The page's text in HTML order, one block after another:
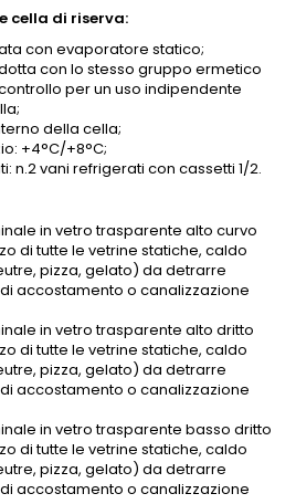
cella di riserva:
con evaporatore statico;
con lo stesso gruppo ermetico
per un uso indipendente
della cella;
+4°C/+8°C;
n.2 vani refrigerati con cassetti 1/2.
in vetro trasparente alto curvo
di tutte le vetrine statiche, caldo
pizza, gelato) da detrarre
accostamento o canalizzazione
in vetro trasparente alto dritto
di tutte le vetrine statiche, caldo
pizza, gelato) da detrarre
accostamento o canalizzazione
in vetro trasparente basso dritto
di tutte le vetrine statiche, caldo
pizza, gelato) da detrarre
accostamento o canalizzazione